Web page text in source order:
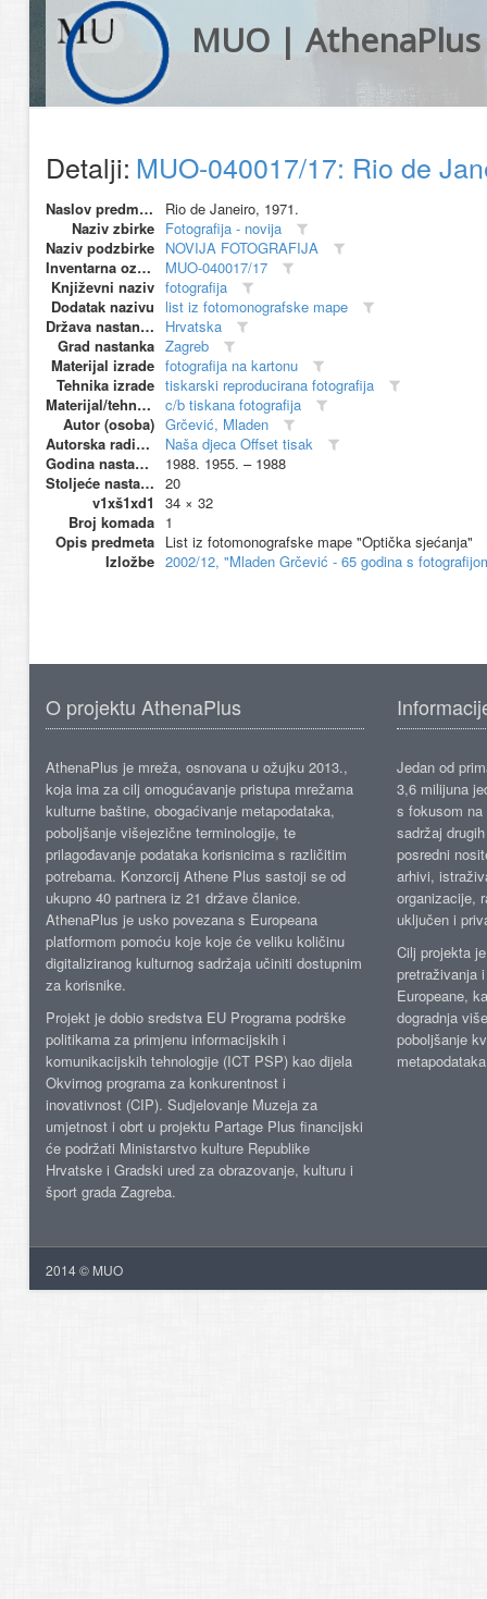
MUO | AthenaPlus
Detalji: MUO-040017/17: Rio de
Naslov predmeta
Rio de Janeiro, 1971.
Naziv zbirke Fotografija - novija
Naziv podzbirke NOVIJA FOTOGRAFIJA
Inventarna oznaka
MUO-040017/17
Književni naziv fotografija
Dodatak nazivu
list iz fotomonografske mape
Država nastanka
Hrvatska
Grad nastanka Zagreb
Materijal izrade fotografija na kartonu
Tehnika izrade tiskarski reproducirana fotografija
Materijal/tehnika
c/b tiskana fotografija
Autor (osoba) Grčević, Mladen
Autorska radionica (proizvođač)
Naša djeca Offset tisak
Godina nastanka
1988. 1955. – 1988
Stoljeće nastanka 20
v1xš1xd1
34 × 32
Broj komada 1
Opis predmeta List iz fotomonografske mape "Optička sjećanja"
Izložbe 2002/12, "Mladen Grčević - 65 godina s
O projektu AthenaPlus
AthenaPlus je mreža, osnovana u ožujku 2013.,
koja ima za cilj omogućavanje pristupa mrežama
kulturne baštine, obogaćivanje metapodataka,
poboljšanje višejezične terminologije, te
prilagođavanje podataka korisnicima s različitim
potrebama. Konzorcij Athene Plus sastoji se od
ukupno 40 partnera iz 21 države članice.
AthenaPlus je usko povezana s Europeana
platformom pomoću koje koje će veliku količinu
digitaliziranog kulturnog sadržaja učiniti dostupnim
za korisnike.
Projekt je dobio sredstva EU Programa podrške
politikama za primjenu informacijskih i
komunikacijskih tehnologije (ICT PSP) kao dijela
Okvirnog programa za konkurentnost i
inovativnost (CIP). Sudjelovanje Muzeja za
umjetnost i obrt u projektu Partage Plus financijski
će podržati Ministarstvo kulture Republike
Hrvatske i Gradski ured za obrazovanje, kulturu i
šport grada Zagreba.
Jedan od
3,6 milijuna
s fokusom
sadržaj
posredni
arhivi,
organizacije,
uključen i
Cilj projekta
pretraživanja
Europeane,
dogradnja
poboljšanje
2014 © MUO